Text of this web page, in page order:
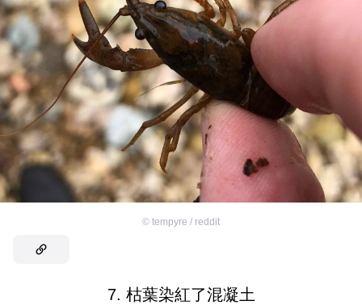
© tempyre / reddit
7. 枯葉染紅了混凝土